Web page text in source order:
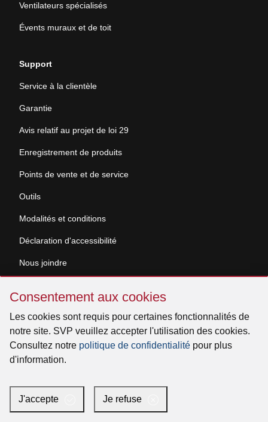
Consentement
aux
cookies
Consentement aux cookies
Les cookies sont requis pour certaines fonctionnalités de
notre site. SVP veuillez accepter l'utilisation des cookies.
Consultez notre politique de confidentialité pour plus
d'information.
J'accepte Je refuse
Ventilateurs spécialisés
Évents muraux et de toit
Support
Service à la clientèle
Garantie
Avis relatif au projet de loi 29
Enregistrement de produits
Points de vente et de service
Outils
Modalités et conditions
Déclaration d'accessibilité
Nous joindre
© 2026 Venmar Ventilation ULC Tous droits réservés.
Facebook
Instagram